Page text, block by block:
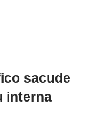
sacude
interna